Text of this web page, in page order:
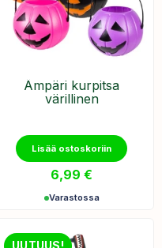
Ämpäri kurpitsa
värillinen
Lisää ostoskoriin
6,99 €
Varastossa